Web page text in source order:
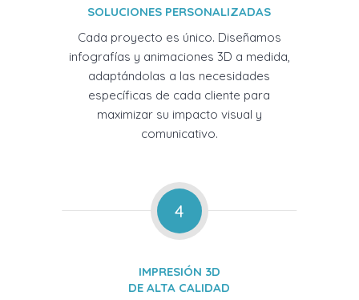
SOLUCIONES PERSONALIZADAS
Cada proyecto es único. Diseñamos
infografías y animaciones 3D a medida,
adaptándolas a las necesidades
específicas de cada cliente para
maximizar su impacto visual y
comunicativo.
4
IMPRESIÓN 3D
DE ALTA CALIDAD